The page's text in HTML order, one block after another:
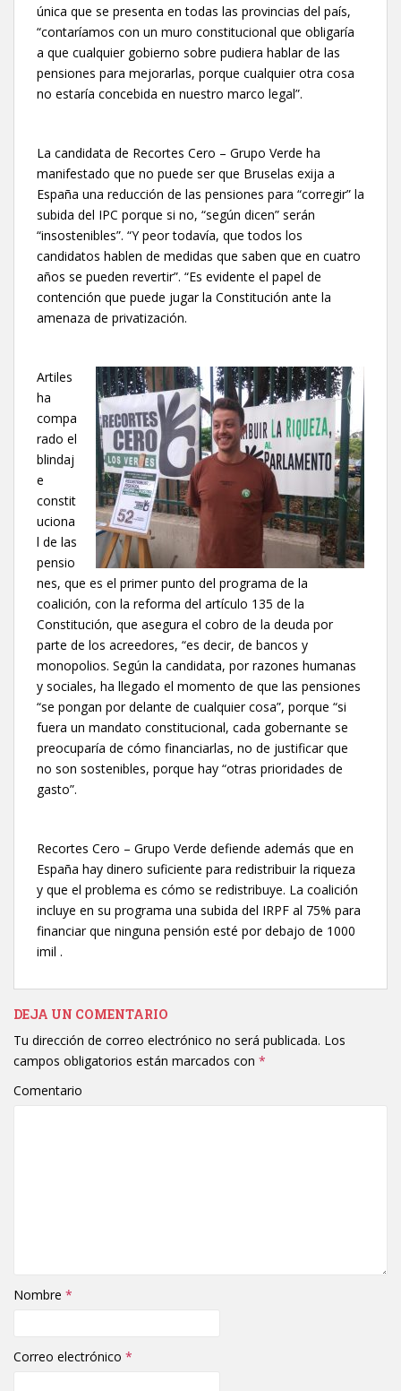
única que se presenta en todas las provincias del país,
“contaríamos con un muro constitucional que obligaría
a que cualquier gobierno sobre pudiera hablar de las
pensiones para mejorarlas, porque cualquier otra cosa
no estaría concebida en nuestro marco legal”.
La candidata de Recortes Cero – Grupo Verde ha
manifestado que no puede ser que Bruselas exija a
España una reducción de las pensiones para “corregir” la
subida del IPC porque si no, “según dicen” serán
“insostenibles”. “Y peor todavía, que todos los
candidatos hablen de medidas que saben que en cuatro
años se pueden revertir”. “Es evidente el papel de
contención que puede jugar la Constitución ante la
amenaza de privatización.
Artiles
ha
compa
rado el
blindaj
e
constit
uciona
l de las
pensio
nes, que es el primer punto del programa de la
coalición, con la reforma del artículo 135 de la
Constitución, que asegura el cobro de la deuda por
parte de los acreedores, “es decir, de bancos y
monopolios. Según la candidata, por razones humanas
y sociales, ha llegado el momento de que las pensiones
“se pongan por delante de cualquier cosa”, porque “si
fuera un mandato constitucional, cada gobernante se
preocuparía de cómo financiarlas, no de justificar que
no son sostenibles, porque hay “otras prioridades de
gasto”.
Recortes Cero – Grupo Verde defiende además que en
España hay dinero suficiente para redistribuir la riqueza
y que el problema es cómo se redistribuye. La coalición
incluye en su programa una subida del IRPF al 75% para
financiar que ninguna pensión esté por debajo de 1000
imil .
DEJA UN COMENTARIO
Tu dirección de correo electrónico no será publicada. Los
campos obligatorios están marcados con *
Comentario
Nombre *
Correo electrónico *